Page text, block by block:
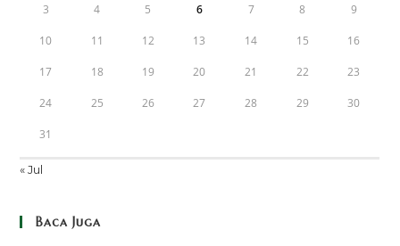
3 4 5 6 7 8 9
10 11 12 13 14 15 16
17 18 19 20 21 22 23
24 25 26 27 28 29 30
31
« Jul
Baca Juga